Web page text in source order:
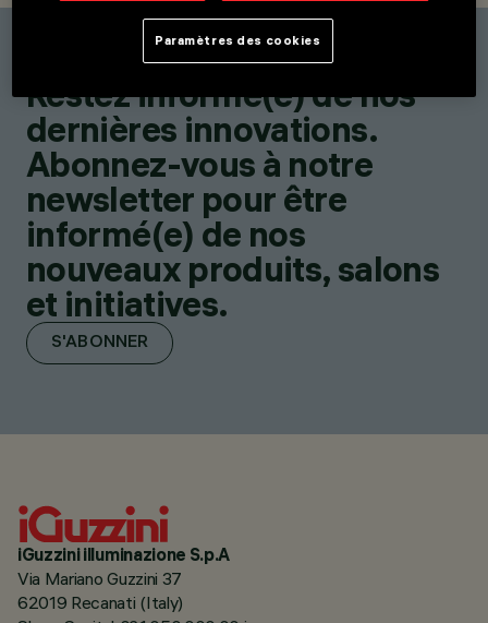
Trouver un contact
Restez informé(e) de nos
dernières innovations.
Abonnez-vous à notre
newsletter pour être
informé(e) de nos
nouveaux produits, salons
et initiatives.
S'ABONNER
iGuzzini illuminazione S.p.A
Via Mariano Guzzini 37
62019 Recanati (Italy)
Paramètres des cookies